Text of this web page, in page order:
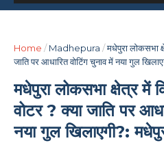
Home / Madhepura /मधेपुरा लोकसभा
जाति पर आधारित वोटिंग चुनाव में नया गुल
मधेपुरा लोकसभा क्षेत्र में
वोटर ? क्या जाति पर
नया गुल खिलाएगी?: